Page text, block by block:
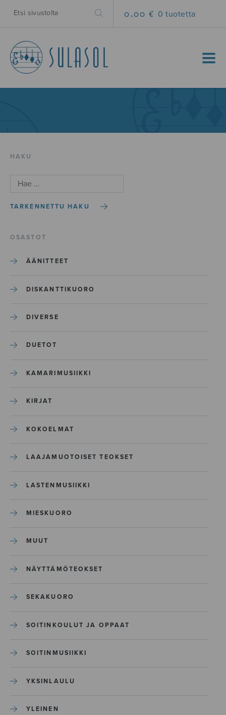
0.00 € 0 tuotetta
MENU
HAKU
TARKENNETTU HAKU
OSASTOT
ÄÄNITTEET
DISKANTTIKUORO
DIVERSE
DUETOT
KAMARIMUSIIKKI
KIRJAT
KOKOELMAT
LAAJAMUOTOISET TEOKSET
LASTENMUSIIKKI
MIESKUORO
MUUT
NÄYTTÄMÖTEOKSET
SEKAKUORO
SOITINKOULUT JA OPPAAT
SOITINMUSIIKKI
YKSINLAULU
YLEINEN